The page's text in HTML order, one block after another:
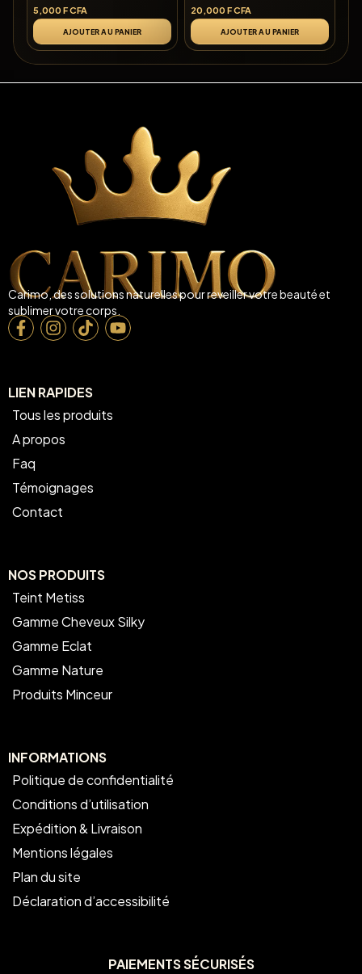
5,000 F CFA
AJOUTER AU PANIER
20,000 F CFA
AJOUTER AU PANIER
Carimo, des solutions naturelles pour reveiller votre beauté et
sublimer votre corps.
LIEN RAPIDES
Tous les produits
A propos
Faq
Témoignages
Contact
NOS PRODUITS
Teint Metiss
Gamme Cheveux Silky
Gamme Eclat
Gamme Nature
Produits Minceur
INFORMATIONS
Politique de confidentialité
Conditions d’utilisation
Expédition & Livraison
Mentions légales
Plan du site
Déclaration d’accessibilité
PAIEMENTS SÉCURISÉS